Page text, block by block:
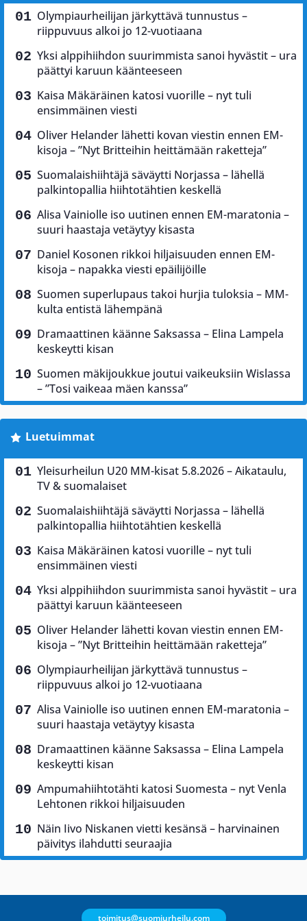
Olympiaurheilijan järkyttävä tunnustus –
riippuvuus alkoi jo 12-vuotiaana
Yksi alppihiihdon suurimmista sanoi hyvästit – ura
päättyi karuun käänteeseen
Kaisa Mäkäräinen katosi vuorille – nyt tuli
ensimmäinen viesti
Oliver Helander lähetti kovan viestin ennen EM-
kisoja – ”Nyt Britteihin heittämään raketteja”
Suomalaishiihtäjä säväytti Norjassa – lähellä
palkintopallia hiihtotähtien keskellä
Alisa Vainiolle iso uutinen ennen EM-maratonia –
suuri haastaja vetäytyy kisasta
Daniel Kosonen rikkoi hiljaisuuden ennen EM-
kisoja – napakka viesti epäilijöille
Suomen superlupaus takoi hurjia tuloksia – MM-
kulta entistä lähempänä
Dramaattinen käänne Saksassa – Elina Lampela
keskeytti kisan
Suomen mäkijoukkue joutui vaikeuksiin Wislassa
– ”Tosi vaikeaa mäen kanssa”
Luetuimmat
Yleisurheilun U20 MM-kisat 5.8.2026 – Aikataulu,
TV & suomalaiset
Suomalaishiihtäjä säväytti Norjassa – lähellä
palkintopallia hiihtotähtien keskellä
Kaisa Mäkäräinen katosi vuorille – nyt tuli
ensimmäinen viesti
Yksi alppihiihdon suurimmista sanoi hyvästit – ura
päättyi karuun käänteeseen
Oliver Helander lähetti kovan viestin ennen EM-
kisoja – ”Nyt Britteihin heittämään raketteja”
Olympiaurheilijan järkyttävä tunnustus –
riippuvuus alkoi jo 12-vuotiaana
Alisa Vainiolle iso uutinen ennen EM-maratonia –
suuri haastaja vetäytyy kisasta
Dramaattinen käänne Saksassa – Elina Lampela
keskeytti kisan
Ampumahiihtotähti katosi Suomesta – nyt Venla
Lehtonen rikkoi hiljaisuuden
Näin Iivo Niskanen vietti kesänsä – harvinainen
päivitys ilahdutti seuraajia
toimitus@suomiurheilu.com